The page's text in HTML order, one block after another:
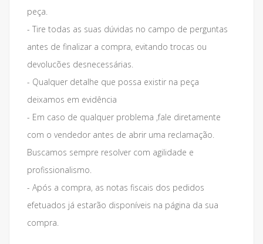
peça.
- Tire todas as suas dúvidas no campo de perguntas
antes de finalizar a compra, evitando trocas ou
devolucões desnecessárias.
- Qualquer detalhe que possa existir na peça
deixamos em evidência
- Em caso de qualquer problema ,fale diretamente
com o vendedor antes de abrir uma reclamação.
Buscamos sempre resolver com agilidade e
profissionalismo.
- Após a compra, as notas fiscais dos pedidos
efetuados já estarão disponíveis na página da sua
compra.